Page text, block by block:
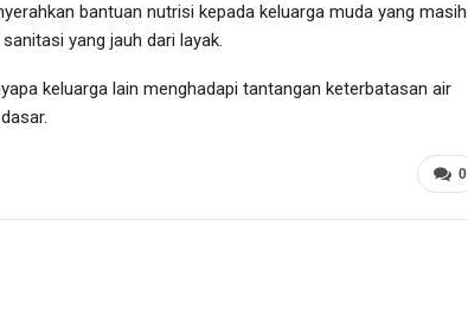
bantuan nutrisi kepada keluarga muda yang masih
yang jauh dari layak.
keluarga lain menghadapi tantangan keterbatasan air
0